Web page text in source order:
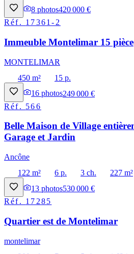
8 photos420 000 €
Réf. 17361-2
Immeuble Montelimar 15
MONTELIMAR
450 m²
15 p.
16 photos249 000 €
Réf. 566
Belle Maison de Village
Garage et Jardin
Ancône
122 m²
6 p. 3 ch.
227 m²
13 photos530 000 €
Réf. 17285
Quartier est de Montelimar
montelimar